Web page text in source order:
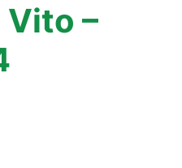
Vito –